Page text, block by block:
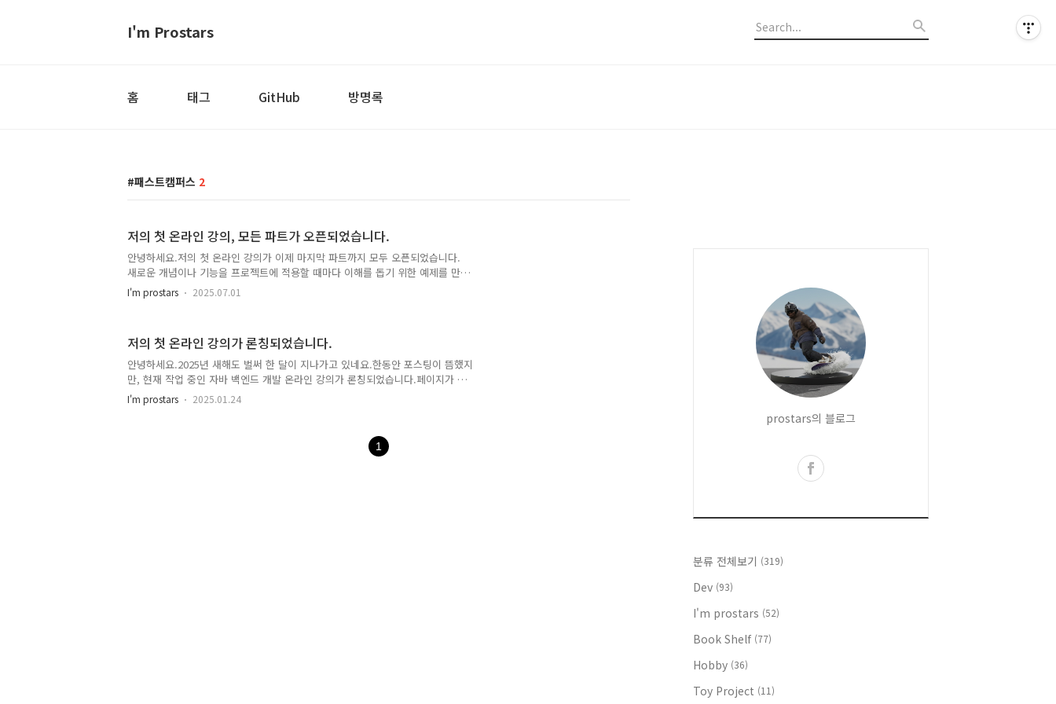
I'm Prostars
홈 태그 GitHub 방명록
패스트캠퍼스 2
저의 첫 온라인 강의, 모든 파트가 오픈되었습니다.
안녕하세요.저의 첫 온라인 강의가 이제 마지막 파트까지 모두 오픈되었습니다.
새로운 개념이나 기능을 프로젝트에 적용할 때마다 이해를 돕기 위한 예제를 만
들면서 진행하였고, 이 과정에서 10여 개의 예제를 만들었습니다. 1개의 모놀리
스 프로젝트로 시작한 채팅 시스템을 기능별로 스케일 아웃할 수 있도록 4개 역
로 채팅 시스템을 구성했습니다. 강의 파트 5에서 완성된 프로젝트는 약 12,000
라인의 코드를 가지면서 다양한 인프라스트럭처(Consul, Nginx, MySQL,
Redis, Kafka)를 연동하는 단일 강의 예제 프로젝..
I'm prostars 2025.07.01
저의 첫 온라인 강의가 론칭되었습니다.
안녕하세요.2025년 새해도 벌써 한 달이 지나가고 있네요.한동안 포스팅이 뜸했지
만, 현재 작업 중인 자바 백엔드 개발 온라인 강의가 론칭되었습니다.페이지가 공
식적으로 오픈되고 나니 막연한 부담감도 있지만, 더욱 집중해서 잘 만들어보겠습
니다.이번에는 간단히 강의 소개 링크만 공유하고, 이후에는 강의 예제 중에서 하
I'm prostars 2025.01.24
1
prostars의 블로그
분류 전체보기 (319)
Dev (93)
I'm prostars (52)
Book Shelf (77)
Hobby (36)
Toy Project (11)